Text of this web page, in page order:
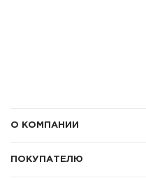
О КОМПАНИИ
ПОКУПАТЕЛЮ